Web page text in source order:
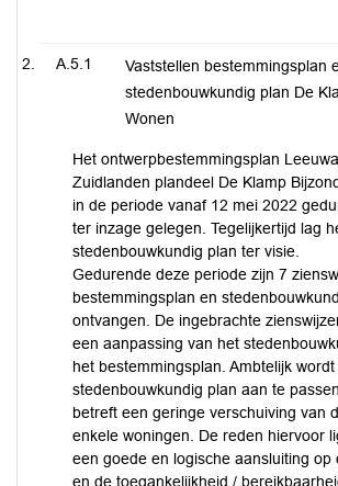
A.5.1
Vaststellen bestemmingsplan
stedenbouwkundig plan De
Wonen
Het ontwerpbestemmingsplan
Zuidlanden plandeel De Klamp
in de periode vanaf 12 mei 2022
ter inzage gelegen. Tegelijkertijd lag
stedenbouwkundig plan ter visie.
Gedurende deze periode zijn 7
bestemmingsplan en
ontvangen. De ingebrachte
een aanpassing van het
het bestemmingsplan. Ambtelijk
stedenbouwkundig plan aan te
betreft een geringe verschuiving van
enkele woningen. De reden hiervoor
een goede en logische aansluiting op
en de toegankelijkheid /